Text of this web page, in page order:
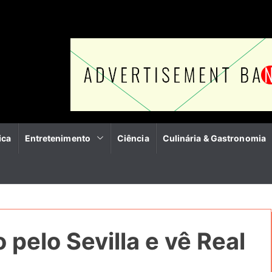
Entretenimento Ciência Culinária & Gastronomia
Sevilla e vê Real